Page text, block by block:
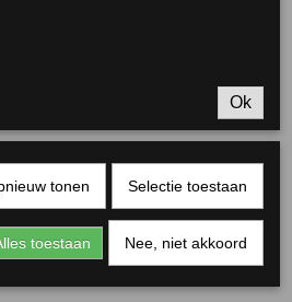
sticker naar wens. Inclusief tekst!
én voorverpakt zakje
Ok
tonen Selectie toestaan
toestaan Nee, niet akkoord